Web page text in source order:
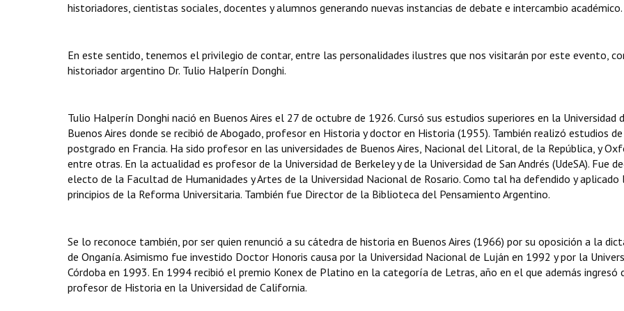
historiadores, cientistas sociales, docentes y alumnos generando nuevas instancias de debate e intercambio académico.
En este sentido, tenemos el privilegio de contar, entre las personalidades ilustres que nos visitarán por este evento,
historiador argentino Dr. Tulio Halperín Donghi.
Tulio Halperín Donghi nació en Buenos Aires el 27 de octubre de 1926. Cursó sus estudios superiores en la Universidad
Buenos Aires donde se recibió de Abogado, profesor en Historia y doctor en Historia (1955). También realizó estudios de
postgrado en Francia. Ha sido profesor en las universidades de Buenos Aires, Nacional del Litoral, de la República, y
entre otras. En la actualidad es profesor de la Universidad de Berkeleyy de la Universidad de San Andrés (UdeSA). Fue
electo de la Facultad de Humanidades y Artes de la Universidad Nacional de Rosario. Como tal ha defendido y aplicado
principios de la Reforma Universitaria. También fue Director de la Biblioteca del Pensamiento Argentino.
Se lo reconoce también, por ser quien renunció a su cátedra de historia en Buenos Aires (1966) por su oposición a la
de Onganía. Asimismo fue investido Doctor Honoris causa por la Universidad Nacional de Luján en 1992 y por la
Córdoba en 1993. En 1994 recibió el premio Konex de Platino en la categoría de Letras, año en el que además ingresó
profesor de Historia en la Universidad de California.